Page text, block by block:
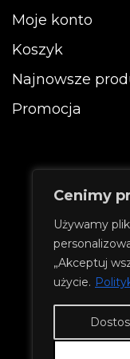
Cenimy
Używamy
„Akceptuj
użycie.
Moje konto
Koszyk
Najnowsze
Promocja